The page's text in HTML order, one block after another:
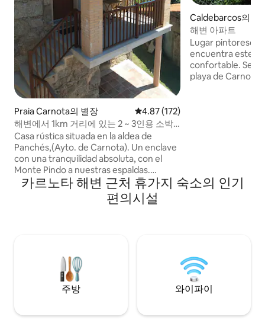
Praia Carnota의 별장 평점 4.87점(5점 만점), 후기 172
4.87 (172)
해변에서 1km 거리에 있는 2 ~ 3인용 소박
한 집
Casa rústica situada en la aldea de
Panchés,(Ayto. de Carnota). Un enclave
con una tranquilidad absoluta, con el
Monte Pindo a nuestras espaldas.
Tenemos también a 3 kilometros la playa
de Boca do río. En dirección norte, a 5
kilometros, tenemos la Cascada del
todo los pescados y mariscos que
abundan en nuestra tierra.
Caldebarcos의 아
해변 아파트
Lugar pintoresco
encuentra este
confortable. Se
playa de Carnota
카르노타 해변 근처 휴가지 숙소의 인기
편의시설
주방 와이파이